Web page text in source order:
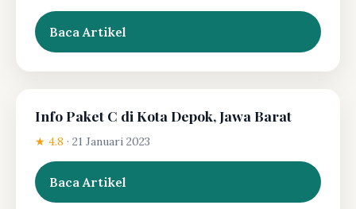
Baca Artikel
Info Paket C di Kota Depok, Jawa Barat
★ 4.8 · 21 Januari 2023
Baca Artikel